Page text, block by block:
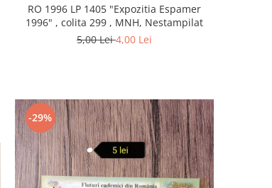
RO 1996 LP 1405 "Expozitia Espamer
1996" , colita 299 , MNH, Nestampilat
5,00 Lei4,00 Lei
-29%